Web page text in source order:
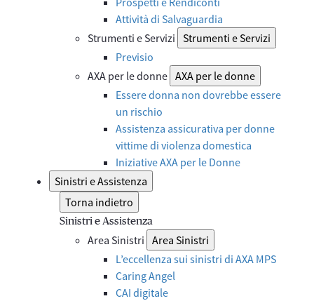
Attività di Salvaguardia
Strumenti e Servizi Strumenti e Servizi
Previsio
AXA per le donne AXA per le donne
Essere donna non dovrebbe essere
un rischio
Assistenza assicurativa per donne
vittime di violenza domestica
Iniziative AXA per le Donne
Sinistri e Assistenza
Torna indietro
Sinistri e Assistenza
Area Sinistri Area Sinistri
L’eccellenza sui sinistri di AXA MPS
Caring Angel
CAI digitale